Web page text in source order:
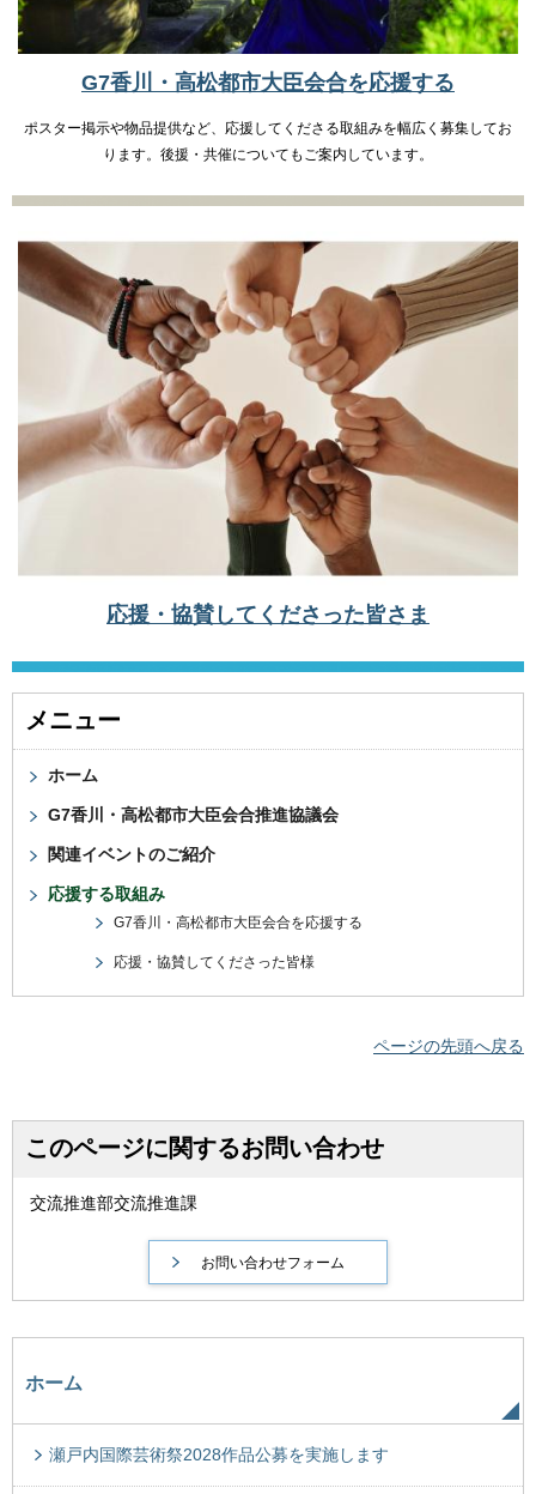
G7香川・高松都市大臣会合を応援する
ポスター掲示や物品提供など、応援してくださる取組みを幅広く募集してお
ります。後援・共催についてもご案内しています。
応援・協賛してくださった皆さま
メニュー
ホーム
G7香川・高松都市大臣会合推進協議会
関連イベントのご紹介
応援する取組み
G7香川・高松都市大臣会合を応援する
応援・協賛してくださった皆様
ページの先頭へ戻る
このページに関するお問い合わせ
交流推進部交流推進課
ホーム
瀬戸内国際芸術祭2028作品公募を実施します